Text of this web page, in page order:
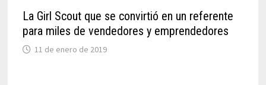
La Girl Scout que se convirtió en un referente
para miles de vendedores y emprendedores
11 de enero de 2019